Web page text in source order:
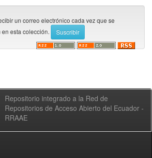
un correo electrónico cada vez que se
esta colección.
Repositorio integrado a la Red de
Repositorios de Acceso Abierto del Ecuador -
RRAAE